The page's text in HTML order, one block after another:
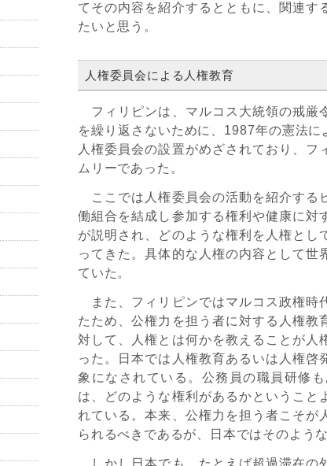
てその内容を紹介するとともに、関連
たいと思う。
人権委員会による人権教育
フィリピンは、マルコス大統領の戒厳
を繰り返さないために、1987年の憲法
人権委員会の設置がめざされており、
ムリーであった。
ここでは人権委員会の活動を紹介する
働組合を結成し参加する権利や健康に対
が説明され、どのような権利を人権と
ってきた。具体的な人権の内容として
ていた。
また、フィリピンではマルコス政権時
たため、公権力を担う者に対する人権教
対して、人権とは何かを教えることが
った。日本では人権教育あるいは人権
象になされている。公務員の職員研修
は、どのような権利があるかというこ
れている。本来、公権力を担う者こそ
られるべきであるが、日本ではそのよう
しかし日本でも、たとえば超過滞在の